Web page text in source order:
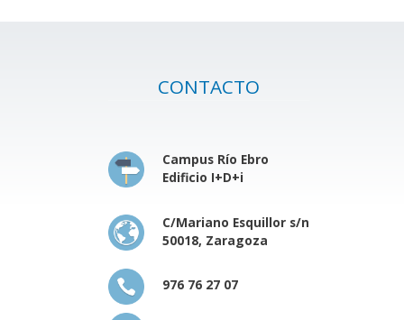
CONTACTO
Campus Río Ebro
Edificio I+D+i
C/Mariano Esquillor s/n
50018, Zaragoza
976 76 27 07